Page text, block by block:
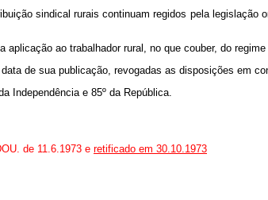
sindical rurais continuam regidos pela
aplicação ao trabalhador rural, no que couber, do
de sua publicação, revogadas as disposições em
Independência e 85º da República.
de 11.6.1973 e retificado em 30.10.1973